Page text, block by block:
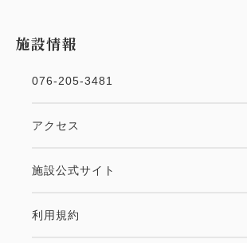
施設情報
076-205-3481
アクセス
施設公式サイト
利用規約